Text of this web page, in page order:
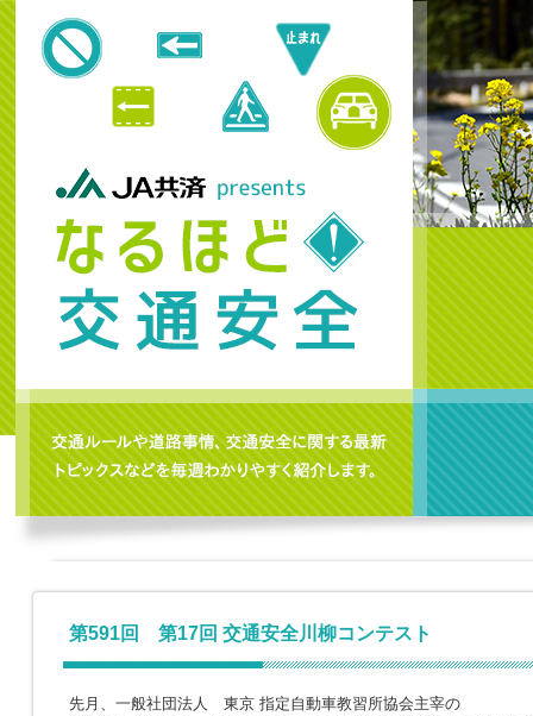
第591回 第17回 交通安全川柳コンテスト
先月、一般社団法人 東京 指定自動車教習所協会主宰の